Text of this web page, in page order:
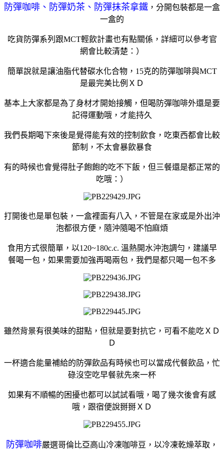
防彈咖啡、防彈奶茶、防彈抹茶拿鐵 ，分開包裝都是一盒
一盒的
吃貨防彈系列跟MCT輕飲計畫也有點關係，詳細可以參考官
網會比較清楚：）
簡單說就是讓油脂代替碳水化合物，15克的防彈咖啡與MCT
是最完美比例ＸＤ
基本上大家都是為了身材才開始接觸，但喝防彈咖啡外還是要
記得運動哦，才能持久
我們長期喝下來後是覺得能有效的控制飲食，吃東西都會比較
節制，不太會暴飲暴食
有的時候也會覺得肚子飽飽的吃不下飯，但三餐還是都正常的
吃哦：）
打開後也是單包裝，一盒裡面有八入，不管是在家或是外出沖
泡都很方便，隨沖隨喝不怕麻煩
食用方式很簡單，以120~180c.c. 溫熱開水沖泡調勻，建議早
餐喝一包，如果需要加強再喝兩包，我們是都只喝一包不多
雖然背景有很美味的甜點，但就是要對抗它，可看不能吃ＸＤ
Ｄ
一杯適合能量補給的防彈飲品有時候也可以當成代餐飲品，忙
碌沒空吃早餐就先來一杯
如果有不順暢的困擾也都可以試試看哦，喝了幾次後會有感
哦，跟宿便說掰掰ＸＤ
防彈咖啡嚴選哥倫比亞高山冷凍咖啡豆，以冷凍乾燥萃取，